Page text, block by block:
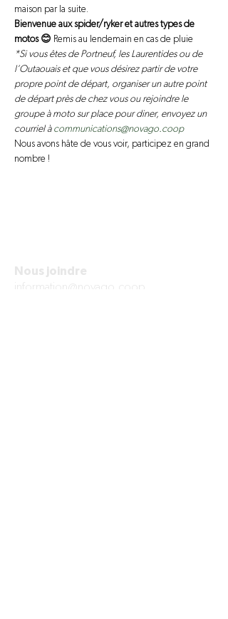
maison par la suite.
Bienvenue aux spider/ryker et autres types de
motos 😊 Remis au lendemain en cas de pluie
*Si vous êtes de Portneuf, les Laurentides ou de
l’Outaouais et que vous désirez partir de votre
propre point de départ, organiser un autre point
de départ près de chez vous ou rejoindre le
groupe à moto sur place pour diner, envoyez un
courriel à communications@novago.coop
Nous avons hâte de vous voir, participez en grand
nombre !
Nous joindre
information@novago.coop